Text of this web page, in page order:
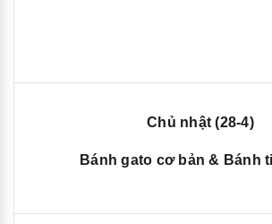
Chủ nhật (28-4)
Bánh gato cơ bản & Bánh